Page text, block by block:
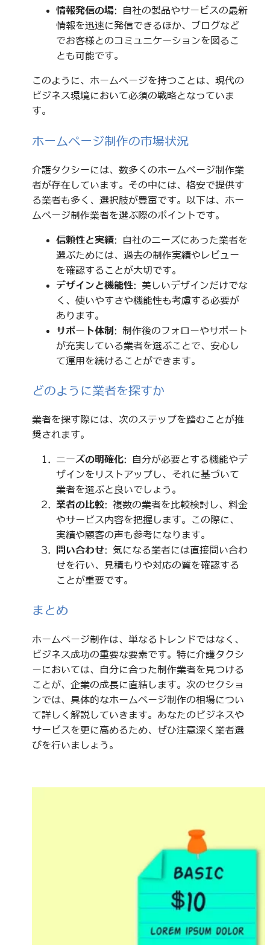
情報発信の場: 自社の製品やサービスの最新
情報を迅速に発信できるほか、ブログなど
でお客様とのコミュニケーションを図るこ
とも可能です。
このように、ホームページを持つことは、現代の
ビジネス環境において必須の戦略となっていま
す。
ホームページ制作の市場状況
介護タクシーには、数多くのホームページ制作業
者が存在しています。その中には、格安で提供す
る業者も多く、選択肢が豊富です。以下は、ホー
ムページ制作業者を選ぶ際のポイントです。
信頼性と実績: 自社のニーズにあった業者を
選ぶためには、過去の制作実績やレビュー
を確認することが大切です。
デザインと機能性: 美しいデザインだけでな
く、使いやすさや機能性も考慮する必要が
あります。
サポート体制 : 制作後のフォローやサポート
が充実している業者を選ぶことで、安心し
て運用を続けることができます。
どのように業者を探すか
業者を探す際には、次のステップを踏むことが推
奨されます。
ニーズの明確化: 自分が必要とする機能やデ
ザインをリストアップし、それに基づいて
業者を選ぶと良いでしょう。
業者の比較: 複数の業者を比較検討し、料金
やサービス内容を把握します。この際に、
実績や顧客の声も参考になります。
問い合わせ: 気になる業者には直接問い合わ
せを行い、見積もりや対応の質を確認する
ことが重要です。
まとめ
ホームページ制作は、単なるトレンドではなく、
ビジネス成功の重要な要素です。特に介護タクシ
ーにおいては、自分に合った制作業者を見つける
ことが、企業の成長に直結します。次のセクショ
ンでは、具体的なホームページ制作の相場につい
て詳しく解説していきます。あなたのビジネスや
サービスを更に高めるため、ぜひ注意深く業者選
びを行いましょう。